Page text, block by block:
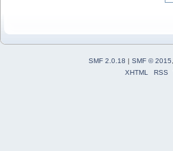
SMF 2.0.18 | SMF © 2015
XHTML
RSS